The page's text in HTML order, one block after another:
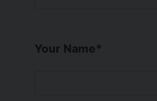
Your Name*